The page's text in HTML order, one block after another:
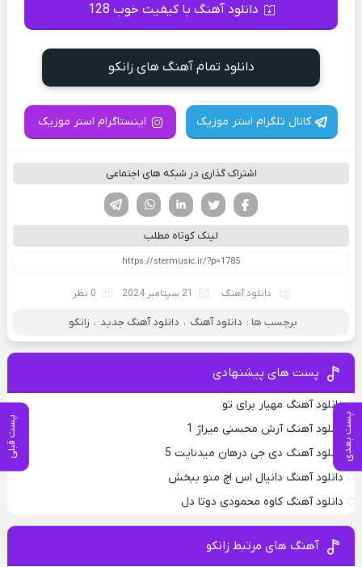
پست بعدی پست قبلی
دانلود آهنگ با کیفیت خوب 128
دانلود تمام آهنگ های زانکو
کانال تلگرام استر موزیک اینستاگرام استر موزیک
اشتراک گذاری در شبکه های اجتماعی
لینکدین تویتر
فیسوک
لینک کوتاه مطلب
دانلود آهنگ 21 سپتامبر 2024 0 نظر
برچسب ها : دانلود آهنگ ، دانلود آهنگ جدید ، زانکو
پست های پیشنهادی
دانلود آهنگ مهیار برای تو
دانلود آهنگ آرش محسنی میراژ 1
دانلود آهنگ دی جی درهان میدنایت 5
دانلود آهنگ دانیال اس اچ منو ببخش
دانلود آهنگ کاوه محمودی دوتا دل
آهنگ های مرتبط زانکو